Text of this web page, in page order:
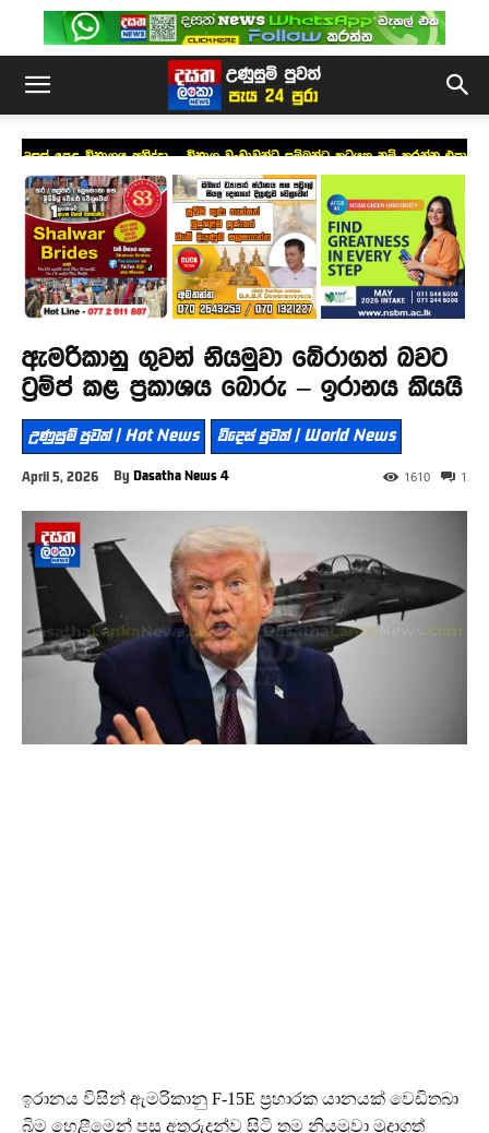
උසස් පෙළ විභාගය අනිද්දා – විභාග වංචාවන්ට සම්බන්ධ කටයුතු නම් කරන්න එපා
!
ඇමරිකානු ගුවන් නියමුවා බේරාගත් බවට
ට්‍රම්ප් කළ ප්‍රකාශය බොරු – ඉරානය කියයි
උණුසුම් පුවත් | Hot News විදෙස් පුවත් | World News
April 5, 2026 By Dasatha News 4 1
1610
ඉරානය විසින් ඇමරිකානු F-15E ප්‍රහාරක යානයක් වෙඩිතබා
බිම හෙළීමෙන් පසු අතුරුදන්ව සිටි තම නියමුවා මුදාගත්